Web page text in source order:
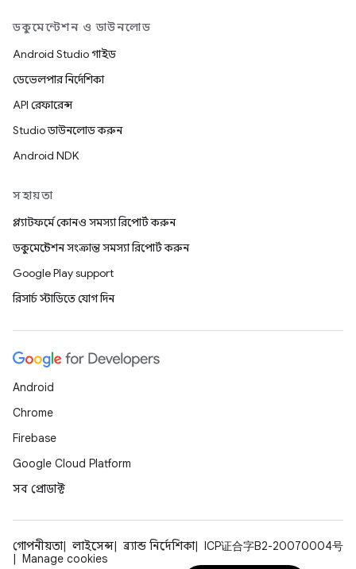
ডকুমেন্টেশন ও ডাউনলোড
Android Studio গাইড
ডেভেলপার নির্দেশিকা
API রেফারেন্স
Studio ডাউনলোড করুন
Android NDK
সহায়তা
প্ল্যাটফর্মে কোনও সমস্যা রিপোর্ট করুন
ডকুমেন্টেশন সংক্রান্ত সমস্যা রিপোর্ট করুন
Google Play support
রিসার্চ স্টাডিতে যোগ দিন
Android
Chrome
Firebase
Google Cloud Platform
সব প্রোডাক্ট
গোপনীয়তা লাইসেন্স ব্র্যান্ড নির্দেশিকা
ICP证合字B2-20070004号
Manage cookies